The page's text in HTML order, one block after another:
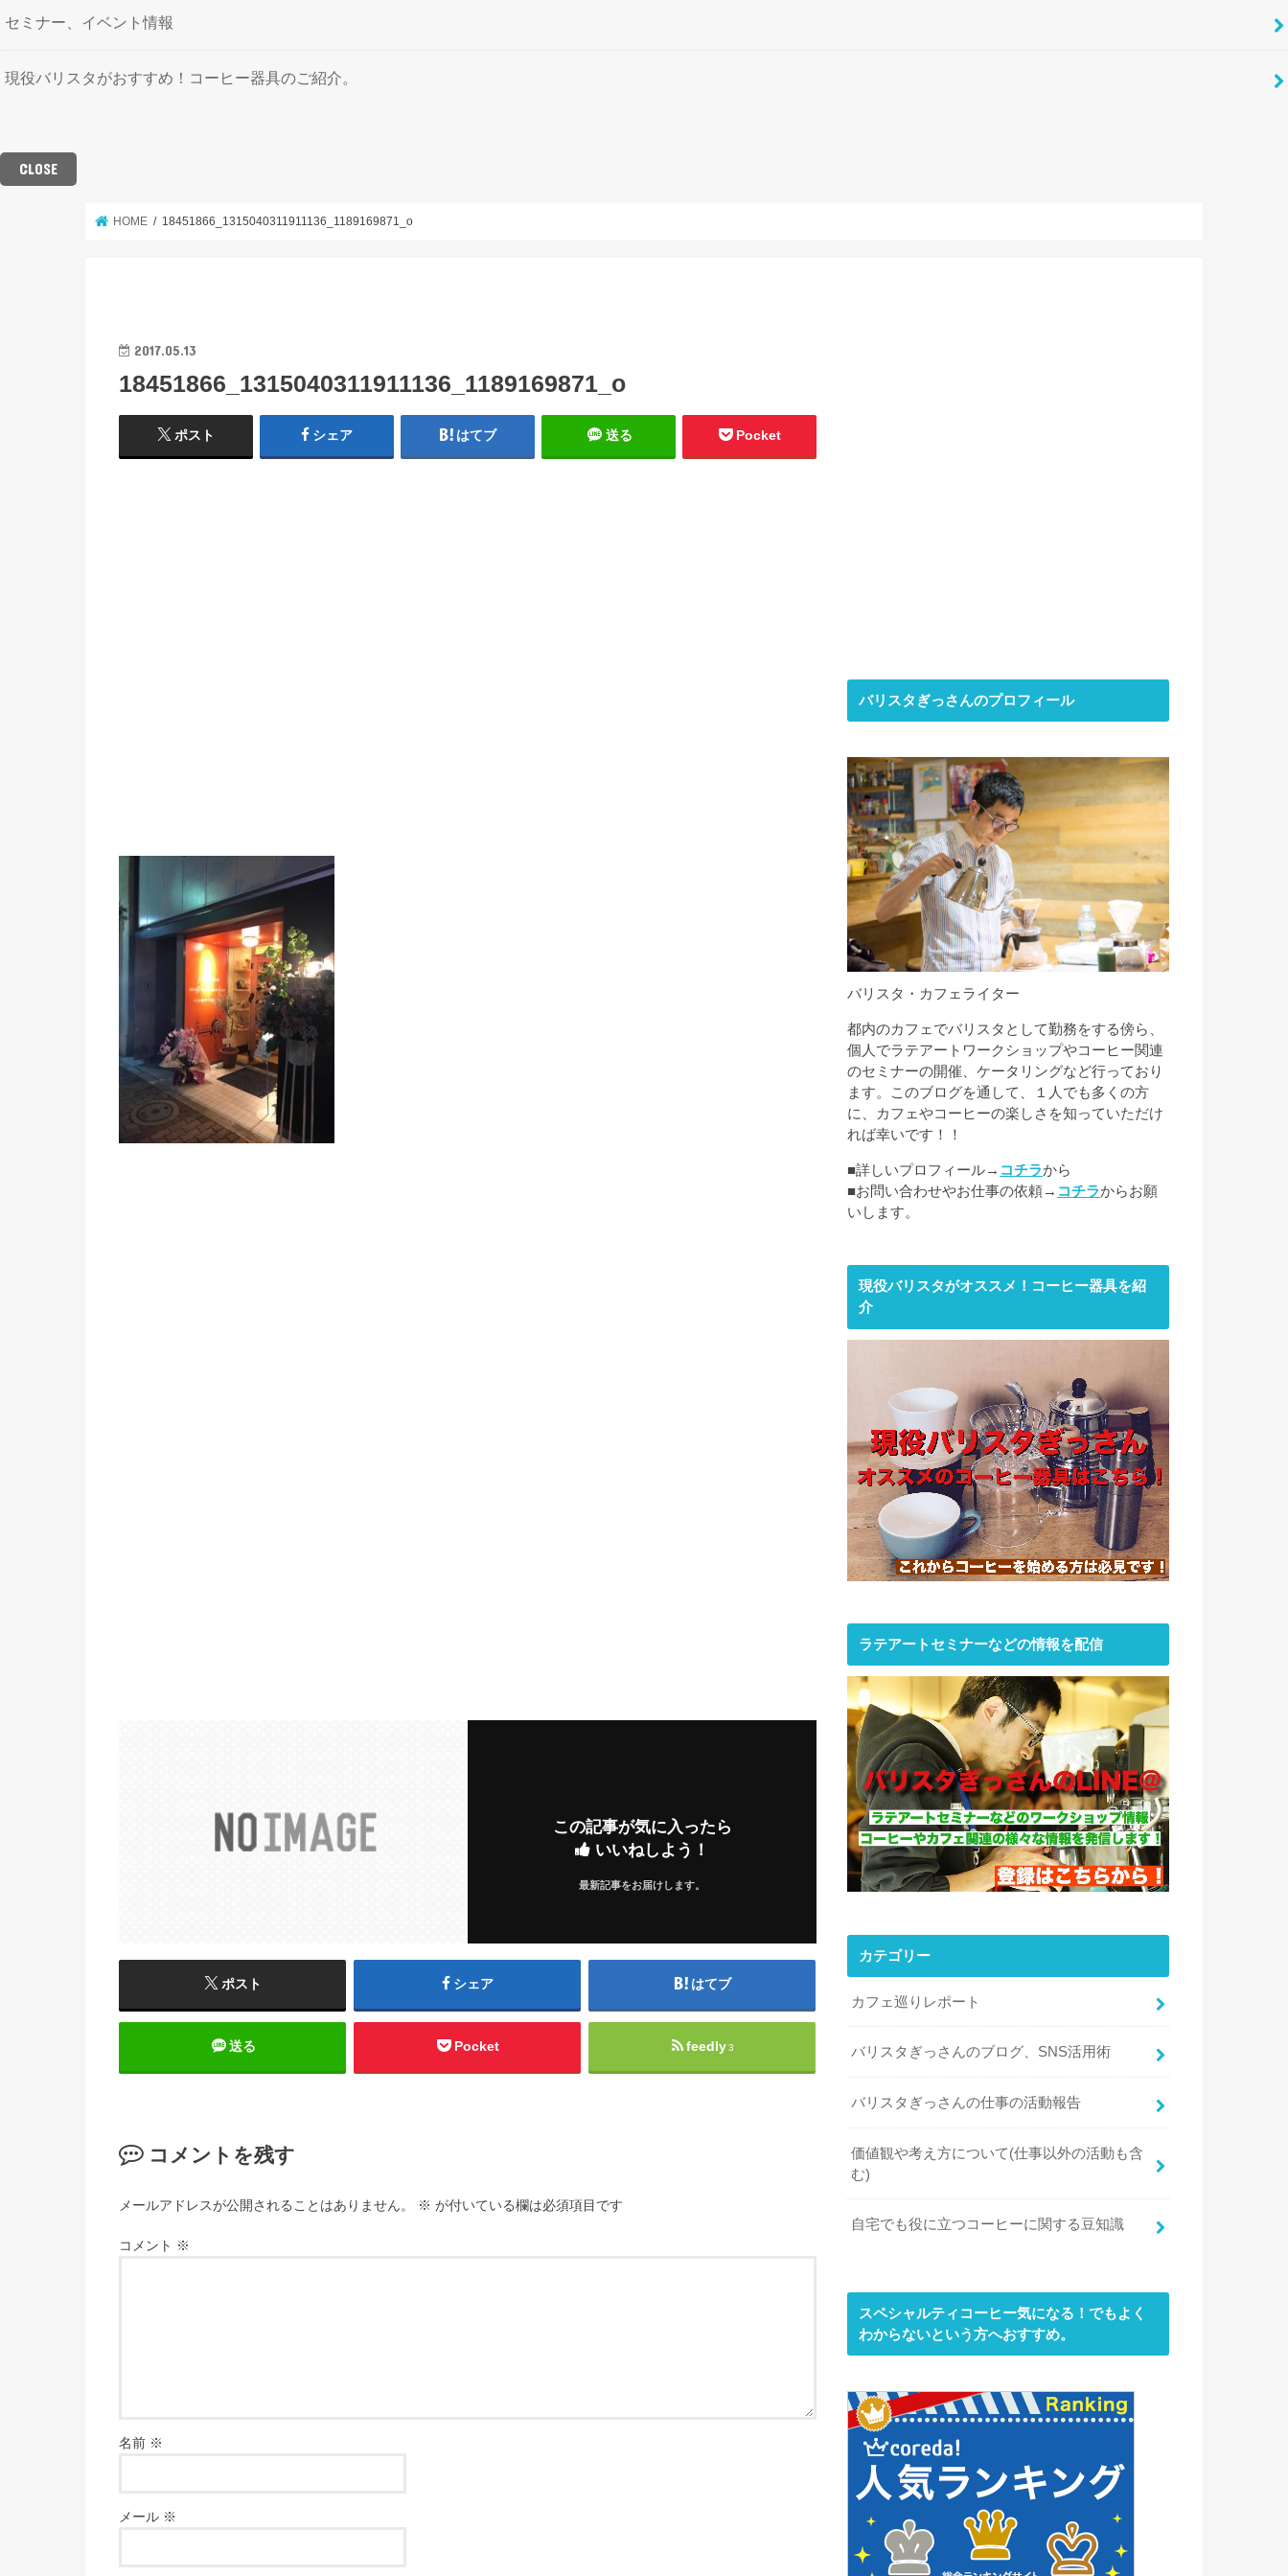
セミナー、イベント情報
現役バリスタがおすすめ！コーヒー器具のご紹介。
CLOSE
HOME 18451866_1315040311911136_1189169871_o
2017.05.13
18451866_1315040311911136_1189169871_o
ポスト シェア はてブ 送る Pocket
この記事が気に入ったら
いいねしよう！
最新記事をお届けします。
ポスト シェア はてブ
送る Pocket feedly 3
コメントを残す
メールアドレスが公開されることはありません。 ※ が付いている欄は必須項目です
コメント ※
名前 ※
メール ※
バリスタぎっさんのプロフィール
バリスタ・カフェライター
都内のカフェでバリスタとして勤務をする傍ら、
個人でラテアートワークショップやコーヒー関連
のセミナーの開催、ケータリングなど行っており
ます。このブログを通して、１人でも多くの方
に、カフェやコーヒーの楽しさを知っていただけ
れば幸いです！！
■詳しいプロフィール→ コチラから
■お問い合わせやお仕事の依頼→ コチラからお願
いします。
現役バリスタがオススメ！コーヒー器具を紹
介
ラテアートセミナーなどの情報を配信
カテゴリー
カフェ巡りレポート
バリスタぎっさんのブログ、SNS活用術
バリスタぎっさんの仕事の活動報告
価値観や考え方について(仕事以外の活動も含
む)
自宅でも役に立つコーヒーに関する豆知識
スペシャルティコーヒー気になる！でもよく
わからないという方へおすすめ。